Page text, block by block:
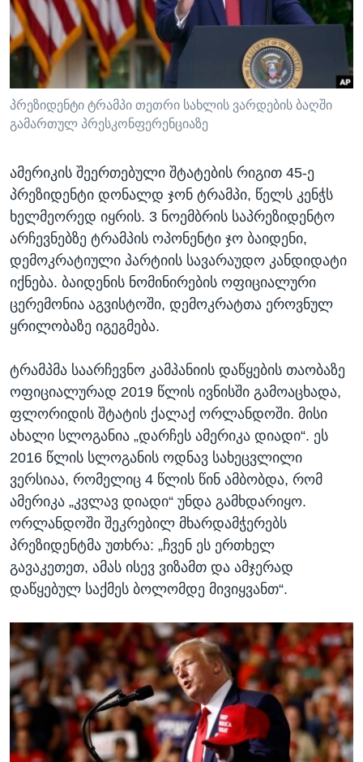
ᲡᲢᲣᲓᲘᲐ ᲕᲐᲨᲘᲜᲒᲢᲝᲜᲘ
ᲔᲙᲝᲜᲝᲛᲘᲙᲐ
ᲯᲐᲜᲛᲠᲗᲔᲚᲝᲑᲐ
ᲛᲔᲪᲜᲘᲔᲠᲔᲑᲐ
ᲘᲜᲢᲔᲠᲕᲘᲣ
ᲙᲣᲚᲢᲣᲠᲐ
ᲓᲔᲖᲘᲜᲤᲝᲠᲛᲐᲪᲘᲐ
Learning English
ᲗᲕᲐᲚᲘ ᲒᲕᲐᲓᲔᲕᲜᲔᲗ
პრეზიდენტი ტრამპი თეთრი სახლის ვარდების ბაღში
გამართულ პრესკონფერენციაზე
ამერიკის შეერთებული შტატების რიგით 45-ე
პრეზიდენტი დონალდ ჯონ ტრამპი, წელს კენჭს
ხელმეორედ იყრის. 3 ნოემბრის საპრეზიდენტო
არჩევნებზე ტრამპის ოპონენტი ჯო ბაიდენი,
დემოკრატიული პარტიის სავარაუდო კანდიდატი
იქნება. ბაიდენის ნომინირების ოფიციალური
ცერემონია აგვისტოში, დემოკრატთა ეროვნულ
ყრილობაზე იგეგმება.
ტრამპმა საარჩევნო კამპანიის დაწყების თაობაზე
ოფიციალურად 2019 წლის ივნისში გამოაცხადა,
ფლორიდის შტატის ქალაქ ორლანდოში. მისი
ახალი სლოგანია „დარჩეს ამერიკა დიადი“. ეს
2016 წლის სლოგანის ოდნავ სახეცვლილი
ვერსიაა, რომელიც 4 წლის წინ ამბობდა, რომ
ამერიკა „კვლავ დიადი“ უნდა გამხდარიყო.
ორლანდოში შეკრებილ მხარდამჭერებს
პრეზიდენტმა უთხრა: „ჩვენ ეს ერთხელ
გავაკეთეთ, ამას ისევ ვიზამთ და ამჯერად
დაწყებულ საქმეს ბოლომდე მივიყვანთ“.